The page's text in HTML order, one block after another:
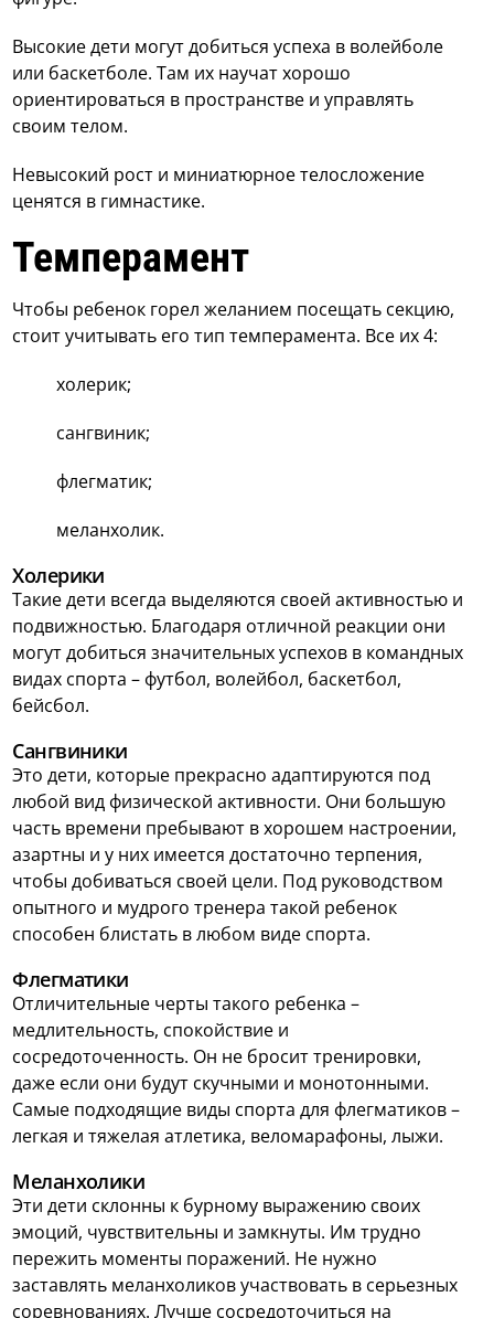
Высокие дети могут добиться успеха в волейболе
или баскетболе. Там их научат хорошо
ориентироваться в пространстве и управлять
своим телом.
Невысокий рост и миниатюрное телосложение
ценятся в гимнастике.
Темперамент
Чтобы ребенок горел желанием посещать секцию,
стоит учитывать его тип темперамента. Все их 4:
холерик;
сангвиник;
флегматик;
меланхолик.
Холерики
Такие дети всегда выделяются своей активностью и
подвижностью. Благодаря отличной реакции они
могут добиться значительных успехов в командных
видах спорта – футбол, волейбол, баскетбол,
бейсбол.
Сангвиники
Это дети, которые прекрасно адаптируются под
любой вид физической активности. Они большую
часть времени пребывают в хорошем настроении,
азартны и у них имеется достаточно терпения,
чтобы добиваться своей цели. Под руководством
опытного и мудрого тренера такой ребенок
способен блистать в любом виде спорта.
Флегматики
Отличительные черты такого ребенка –
медлительность, спокойствие и
сосредоточенность. Он не бросит тренировки,
даже если они будут скучными и монотонными.
Самые подходящие виды спорта для флегматиков –
легкая и тяжелая атлетика, веломарафоны, лыжи.
Меланхолики
Эти дети склонны к бурному выражению своих
эмоций, чувствительны и замкнуты. Им трудно
пережить моменты поражений. Не нужно
заставлять меланхоликов участвовать в серьезных
соревнованиях. Лучше сосредоточиться на